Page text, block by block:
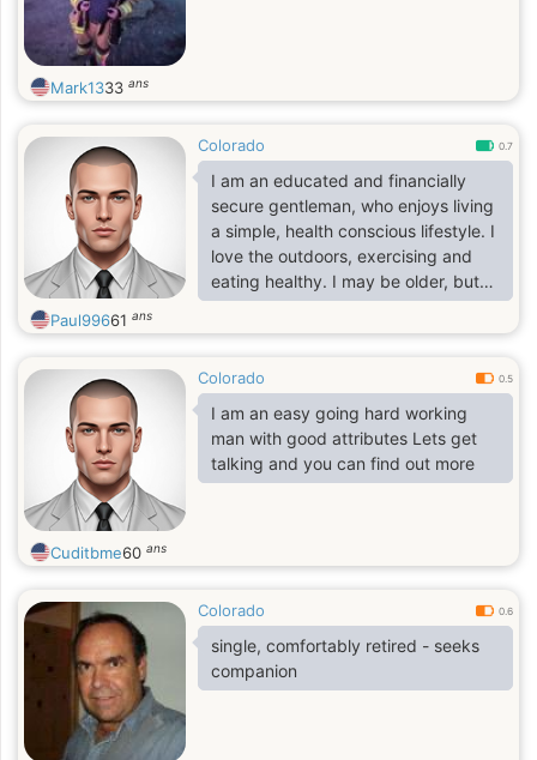
Mark1333 ans
Colorado 0.7
I am an educated and financially
secure gentleman, who enjoys living
a simple, health conscious lifestyle. I
love the outdoors, exercising and
eating healthy. I may be older, but
that also makes me mature and
wiser. I still have a zest for what life
I would like to move to Europe and
explore and discover all the sights,
cultures and cuisine. Will you be my
tour guide and travel companion?
Paul99661 ans
Colorado 0.5
I am an easy going hard working
man with good attributes Lets get
talking and you can find out more
Cuditbme60 ans
Colorado 0.6
single, comfortably retired - seeks
companion